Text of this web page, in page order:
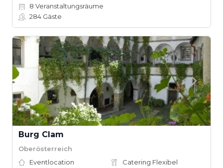
8 Veranstaltungsräume
284 Gäste
Burg Clam
Oberösterreich
Eventlocation
Catering Flexibel